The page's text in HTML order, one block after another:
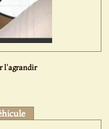
l'agrandir